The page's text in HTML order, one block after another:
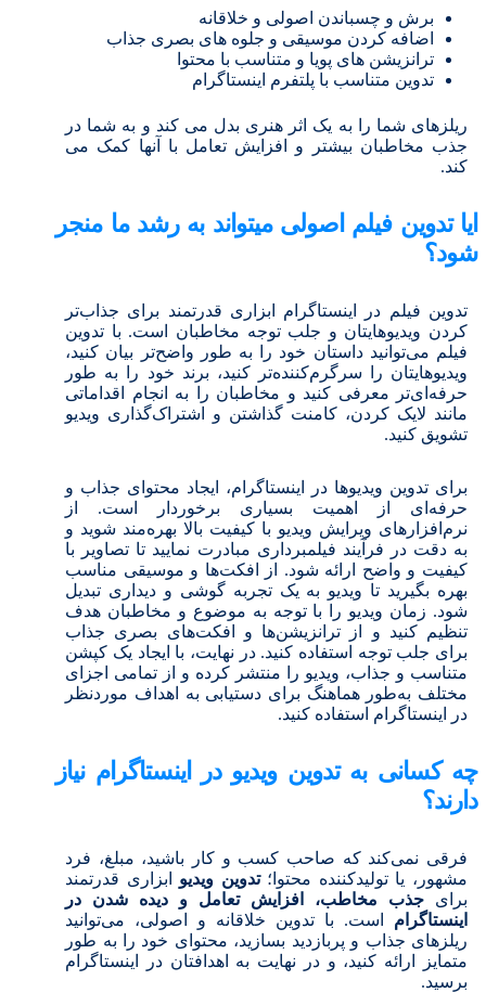
برش و چسباندن اصولی و خلاقانه
اضافه کردن موسیقی و جلوه های بصری جذاب
ترانزیشن های پویا و متناسب با محتوا
تدوین متناسب با پلتفرم اینستاگرام
ریلزهای شما را به یک اثر هنری بدل می کند و به شما در
جذب مخاطبان بیشتر و افزایش تعامل با آنها کمک می
کند.
ایا تدوین فیلم اصولی میتواند به رشد ما منجر
شود؟
تدوین فیلم در اینستاگرام ابزاری قدرتمند برای جذاب‌تر
کردن ویدیوهایتان و جلب توجه مخاطبان است. با تدوین
فیلم می‌توانید داستان خود را به طور واضح‌تر بیان کنید،
ویدیوهایتان را سرگرم‌کننده‌تر کنید، برند خود را به طور
حرفه‌ای‌تر معرفی کنید و مخاطبان را به انجام اقداماتی
مانند لایک کردن، کامنت گذاشتن و اشتراک‌گذاری ویدیو
تشویق کنید.
برای تدوین ویدیوها در اینستاگرام، ایجاد محتوای جذاب و
حرفه‌ای از اهمیت بسیاری برخوردار است. از
نرم‌افزارهای ویرایش ویدیو با کیفیت بالا بهره‌مند شوید و
به دقت در فرآیند فیلمبرداری مبادرت نمایید تا تصاویر با
کیفیت و واضح ارائه شود. از افکت‌ها و موسیقی مناسب
بهره بگیرید تا ویدیو به یک تجربه گوشی و دیداری تبدیل
شود. زمان ویدیو را با توجه به موضوع و مخاطبان هدف
تنظیم کنید و از ترانزیشن‌ها و افکت‌های بصری جذاب
برای جلب توجه استفاده کنید. در نهایت، با ایجاد یک کپشن
متناسب و جذاب، ویدیو را منتشر کرده و از تمامی اجزای
مختلف به‌طور هماهنگ برای دستیابی به اهداف موردنظر
در اینستاگرام استفاده کنید.
چه کسانی به تدوین ویدیو در اینستاگرام نیاز
دارند؟
فرقی نمی‌کند که صاحب کسب و کار باشید، مبلغ، فرد
مشهور، یا تولیدکننده محتوا؛تدوین ویدیو ابزاری قدرتمند
برای جذب مخاطب، افزایش تعامل و دیده شدن در
اینستاگرام است. با تدوین خلاقانه و اصولی، می‌توانید
ریلزهای جذاب و پربازدید بسازید، محتوای خود را به طور
متمایز ارائه کنید، و در نهایت به اهدافتان در اینستاگرام
برسید.